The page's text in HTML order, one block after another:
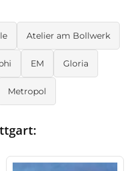
Atelier am Bollwerk
EM Gloria
Metropol